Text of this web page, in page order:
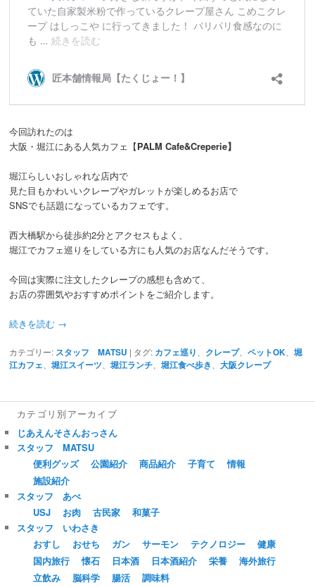
今回訪れたのは
大阪・堀江にある人気カフェ【PALM Cafe&Creperie】
堀江らしいおしゃれな店内で
見た目もかわいいクレープやガレットが楽しめるお店で
SNSでも話題になっているカフェです。
西大橋駅から徒歩約2分とアクセスもよく、
堀江でカフェ巡りをしている方にも人気のお店なんだそうです。
今回は実際に注文したクレープの感想も含めて、
お店の雰囲気やおすすめポイントをご紹介します。
続きを読む →
カテゴリー: スタッフ MATSU | タグ: カフェ巡り クレープ、ペットOK 、堀
江カフェ 、堀江スイーツ 、堀江ランチ 、堀江食べ歩き 、大阪クレープ
カテゴリ別アーカイブ
じあえんそさんおっさん
スタッフ MATSU
便利グッズ
公園紹介 商品紹介 子育て
情報
施設紹介
スタッフ あべ
USJ
お肉 古民家
和菓子
スタッフ いわさき
おすし
おせち ガン サーモン テクノロジー
健康
国内旅行
懐石 日本酒 日本酒紹介 栄養
海外旅行
立飲み
脳科学 腸活
調味料